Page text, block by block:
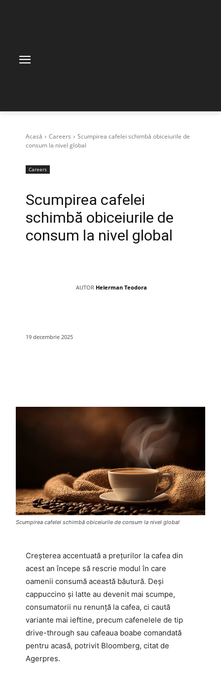
Acasă Careers
Scumpirea cafelei schimbă obiceiurile de
consum la nivel global
Careers
Scumpirea cafelei
schimbă obiceiurile de
consum la nivel global
AUTOR Helerman Teodora
19 decembrie 2025
Scumpirea cafelei schimbă obiceiurile de consum la nivel global
Creșterea accentuată a prețurilor la cafea din
acest an începe să rescrie modul în care
oamenii consumă această băutură. Deși
cappuccino și latte au devenit mai scumpe,
consumatorii nu renunță la cafea, ci caută
variante mai ieftine, precum cafenelele de tip
drive-through sau cafeaua boabe comandată
pentru acasă, potrivit Bloomberg, citat de
Agerpres.